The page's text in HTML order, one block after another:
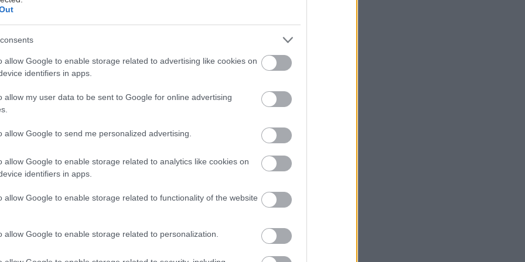
allow Google to enable storage related to advertising like cookies on
identifiers in apps.
allow my user data to be sent to Google for online advertising
allow Google to send me personalized advertising.
allow Google to enable storage related to analytics like cookies on
identifiers in apps.
allow Google to enable storage related to functionality of the website
allow Google to enable storage related to personalization.
προσωπικότητάς σου κι είναι πολύ σημαντικό να μην το
και να το ανανεώνεις σε κάθε δυνατή ευκαιρία. Καλά όλα
αλλά χωρίς να ξοδέψεις πολλά χρήματα δύσκολα θα δεις
οικονομικές κινήσεις μπορείς να δώσεις νέα πνοή στην
να πληρώσεις μια περιουσία. Στην ουσία, παίζεις έξυπνα με
και προσθέτεις μερικές φρέσκες πινελιές που όμως μπορούν και
Εμείς ετοιμάσαμε μια λίστα με δέκα πρακτικά τρικ που
από σήμερα: